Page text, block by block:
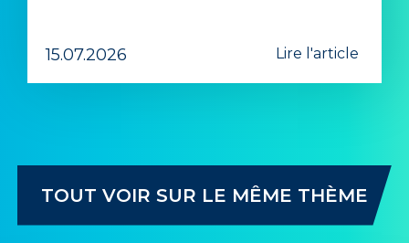
15.07.2026 Lire l'article
TOUT VOIR SUR LE MÊME THÈME